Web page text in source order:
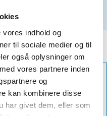
indhold og
til sociale medier og til
også oplysninger om
vores partnere inden
og
kan kombinere disse
har givet dem, eller som